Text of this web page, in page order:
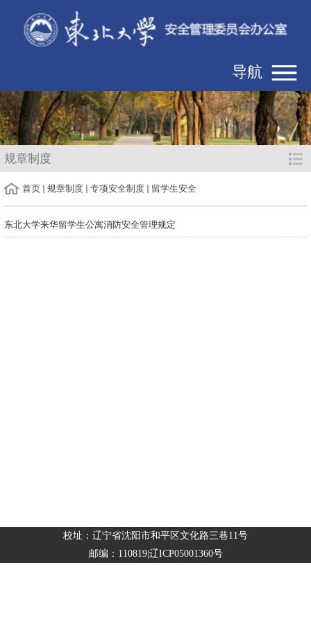
导航
规章制度
首页 规章制度 专项安全制度 留学生安全
东北大学来华留学生公寓消防安全管理规定
校址：辽宁省沈阳市和平区文化路三巷11号
邮编：110819|辽ICP05001360号